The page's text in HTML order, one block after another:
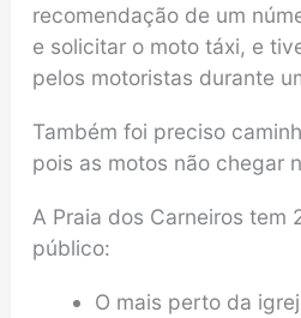
recomendação de um
e solicitar o moto táxi, e
pelos motoristas durante
Também foi preciso
pois as motos não chegar
A Praia dos Carneiros tem
público:
O mais perto da